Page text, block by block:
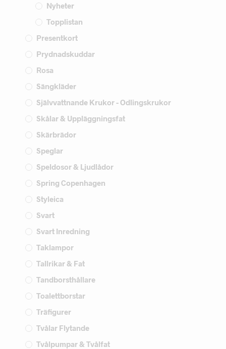
Nyheter
Topplistan
Presentkort
Prydnadskuddar
Rosa
Sängkläder
Självvattnande Krukor - Odlingskrukor
Skålar & Uppläggningsfat
Skärbrädor
Speglar
Speldosor & Ljudlådor
Spring Copenhagen
Styleica
Svart
Svart Inredning
Taklampor
Tallrikar & Fat
Tandborsthållare
Toalettborstar
Träfigurer
Tvålar Flytande
Tvålpumpar & Tvålfat